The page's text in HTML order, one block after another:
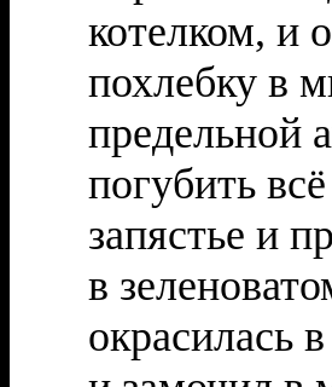
котелком, и
похлебку в
предельной
погубить
запястье и
в
окрасилась